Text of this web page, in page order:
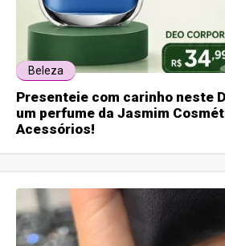
Beleza
Presenteie com carinho neste
um perfume da Jasmim
Acessórios!